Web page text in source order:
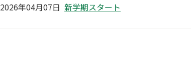
2026年04月07日 新学期スタート